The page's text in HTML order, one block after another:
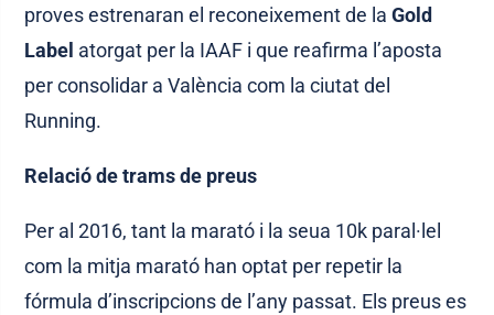
proves estrenaran el reconeixement de laGold
Label atorgat per la IAAF i que reafirma l’aposta
per consolidar a València com la ciutat del
Running.
Relació de trams de preus
Per al 2016, tant la marató i la seua 10k paral·lel
com la mitja marató han optat per repetir la
fórmula d’inscripcions de l’any passat. Els preus es